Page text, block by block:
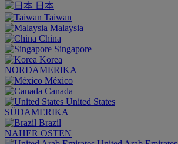
日本
Taiwan
Malaysia
China
Singapore
Korea
NORDAMERIKA
México
Canada
United States
SÜDAMERIKA
Brazil
NAHER OSTEN